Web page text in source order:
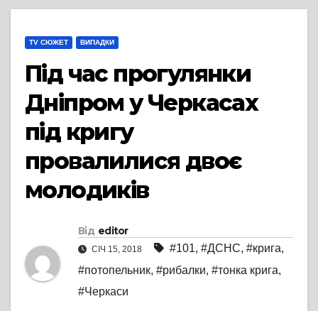
TV СЮЖЕТ ВИПАДКИ
Під час прогулянки
Дніпром у Черкасах
під кригу
провалилися двоє
молодиків
Від editor
СІЧ 15, 2018 #101, #ДСНС, #крига,
#потопельник, #рибалки, #тонка крига,
#Черкаси